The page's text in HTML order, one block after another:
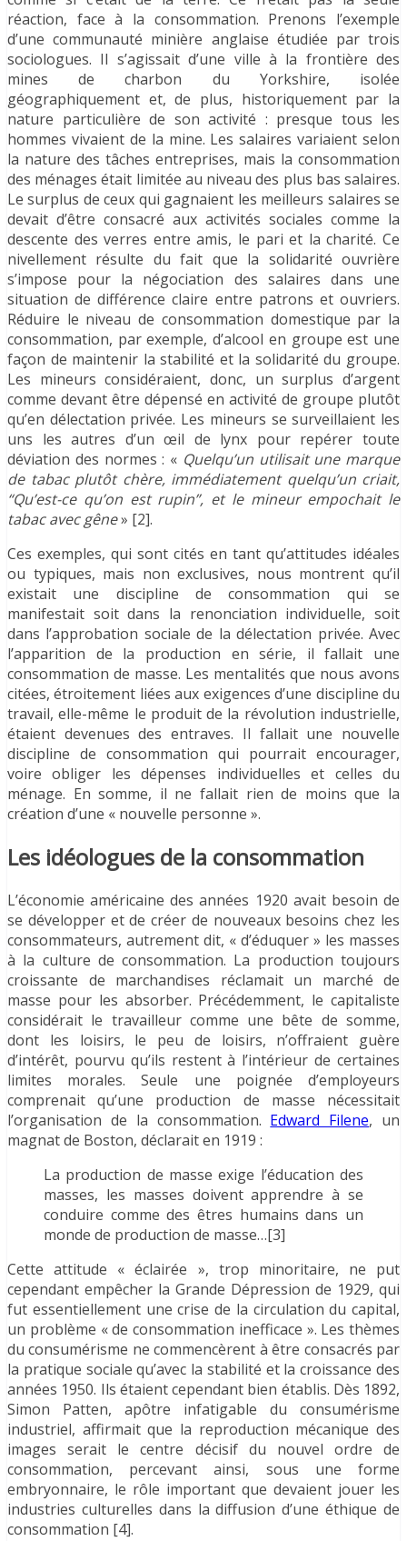
réaction, face à la consommation. Prenons l’exemple
d’une communauté minière anglaise étudiée par trois
sociologues. Il s’agissait d’une ville à la frontière des
mines de charbon du Yorkshire, isolée
géographiquement et, de plus, historiquement par la
nature particulière de son activité : presque tous les
hommes vivaient de la mine. Les salaires variaient selon
la nature des tâches entreprises, mais la consommation
des ménages était limitée au niveau des plus bas salaires.
Le surplus de ceux qui gagnaient les meilleurs salaires se
devait d’être consacré aux activités sociales comme la
descente des verres entre amis, le pari et la charité. Ce
nivellement résulte du fait que la solidarité ouvrière
s’impose pour la négociation des salaires dans une
situation de différence claire entre patrons et ouvriers.
Réduire le niveau de consommation domestique par la
consommation, par exemple, d’alcool en groupe est une
façon de maintenir la stabilité et la solidarité du groupe.
Les mineurs considéraient, donc, un surplus d’argent
comme devant être dépensé en activité de groupe plutôt
qu’en délectation privée. Les mineurs se surveillaient les
uns les autres d’un œil de lynx pour repérer toute
déviation des normes : « Quelqu’un utilisait une marque
de tabac plutôt chère, immédiatement quelqu’un criait,
“Qu’est-ce qu’on est rupin”, et le mineur empochait le
tabac avec gêne» [2].
Ces exemples, qui sont cités en tant qu’attitudes idéales
ou typiques, mais non exclusives, nous montrent qu’il
existait une discipline de consommation qui se
manifestait soit dans la renonciation individuelle, soit
dans l’approbation sociale de la délectation privée. Avec
l’apparition de la production en série, il fallait une
consommation de masse. Les mentalités que nous avons
citées, étroitement liées aux exigences d’une discipline du
travail, elle-même le produit de la révolution industrielle,
étaient devenues des entraves. Il fallait une nouvelle
discipline de consommation qui pourrait encourager,
voire obliger les dépenses individuelles et celles du
ménage. En somme, il ne fallait rien de moins que la
création d’une « nouvelle personne ».
Les idéologues de la consommation
L’économie américaine des années 1920 avait besoin de
se développer et de créer de nouveaux besoins chez les
consommateurs, autrement dit, « d’éduquer » les masses
à la culture de consommation. La production toujours
croissante de marchandises réclamait un marché de
masse pour les absorber. Précédemment, le capitaliste
considérait le travailleur comme une bête de somme,
dont les loisirs, le peu de loisirs, n’offraient guère
d’intérêt, pourvu qu’ils restent à l’intérieur de certaines
limites morales. Seule une poignée d’employeurs
comprenait qu’une production de masse nécessitait
l’organisation de la consommation. Edward Filene, un
magnat de Boston, déclarait en 1919 :
La production de masse exige l’éducation des
masses, les masses doivent apprendre à se
conduire comme des êtres humains dans un
monde de production de masse…[3]
Cette attitude « éclairée », trop minoritaire, ne put
cependant empêcher la Grande Dépression de 1929, qui
fut essentiellement une crise de la circulation du capital,
un problème « de consommation inefficace ». Les thèmes
du consumérisme ne commencèrent à être consacrés par
la pratique sociale qu’avec la stabilité et la croissance des
années 1950. Ils étaient cependant bien établis. Dès 1892,
Simon Patten, apôtre infatigable du consumérisme
industriel, affirmait que la reproduction mécanique des
images serait le centre décisif du nouvel ordre de
consommation, percevant ainsi, sous une forme
embryonnaire, le rôle important que devaient jouer les
industries culturelles dans la diffusion d’une éthique de
consommation [4].